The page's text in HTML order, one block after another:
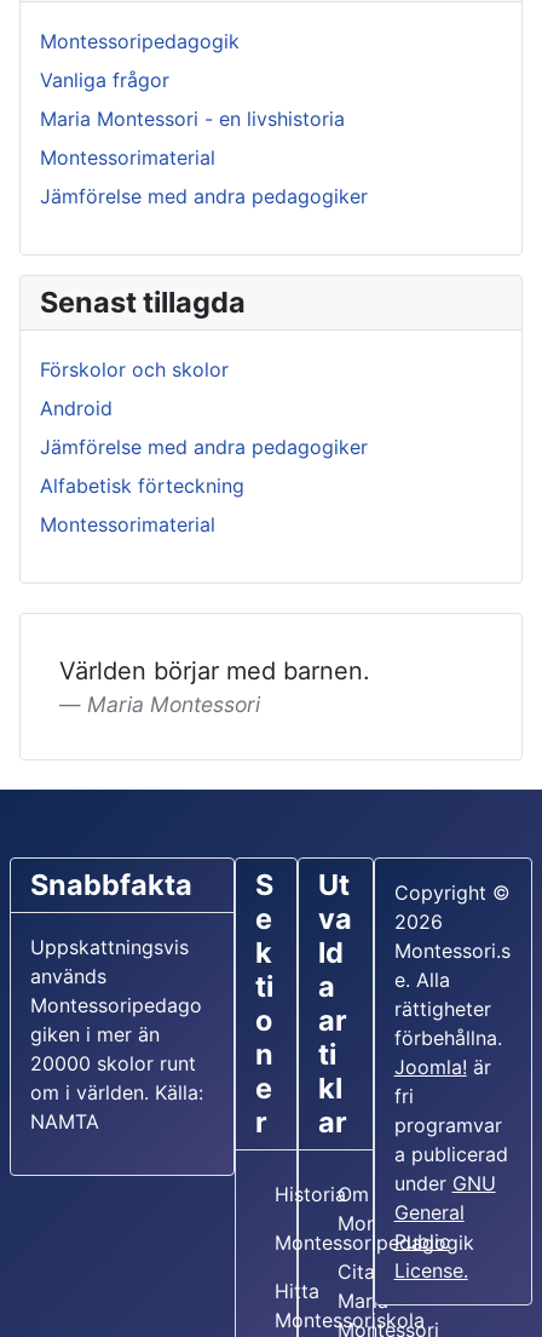
Montessoripedagogik
Vanliga frågor
Maria Montessori - en livshistoria
Montessorimaterial
Jämförelse med andra pedagogiker
Senast tillagda
Förskolor och skolor
Android
Jämförelse med andra pedagogiker
Alfabetisk förteckning
Montessorimaterial
Världen börjar med barnen.
Maria Montessori
Snabbfakta
Uppskattningsvis
används
Montessoripedago
giken i mer än
20000 skolor runt
om i världen. Källa:
NAMTA
S
e
k
ti
o
n
e
r
Historia
Montessoripedagogik
Hitta
Montessoriskola
Ut
va
ld
a
ar
ti
kl
ar
Om Maria
Montessori
Citat av
Maria
Montessori
Copyright ©
2026
Montessori.s
e. Alla
rättigheter
förbehållna.
Joomla! är
fri
programvar
a publicerad
under GNU
General
Public
License.